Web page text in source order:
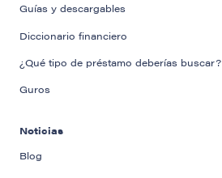
Guías y descargables
Diccionario financiero
¿Qué tipo de préstamo deberías buscar?
Guros
Noticias
Blog